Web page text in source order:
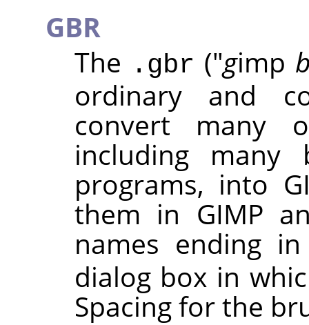
GBR
The .gbr ("gimp
ordinary and
convert many
including many
programs, into
them in GIMP
names ending
dialog box in
Spacing for the